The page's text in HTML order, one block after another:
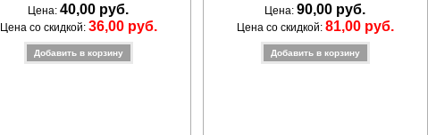
Цена:40,00 руб.
Цена со скидкой: 36,00 руб.
Цена:90,00 руб.
Цена со скидкой: 81,00 руб.